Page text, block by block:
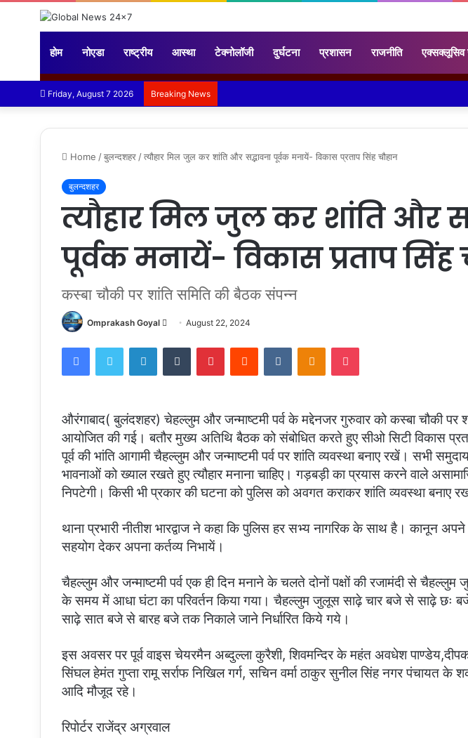
होम नोएडा राष्ट्रीय आस्था टेक्नोलॉजी दुर्घटना प्रशासन राजनीति
Friday, August 7 2026 Breaking News
Home /बुलन्दशहर /त्यौहार मिल जुल कर शांति और सद्भावना पूर्वक मनायें- विकास प्रताप सिंह चौहान
बुलन्दशहर
त्यौहार मिल जुल कर शांति और
पूर्वक मनायें- विकास प्रताप सिंह
कस्बा चौकी पर शांति समिति की बैठक संपन्न
Omprakash Goyal
Send
email
August 22, 2024
FacebookTwitter LinkedInTumblr PinterestReddit VKontakteOdnoklassniki
Pocket
औरंगाबाद( बुलंदशहर) चेहल्लुम और जन्माष्टमी पर्व के मद्देनजर गुरुवार को कस्बा चौकी पर
आयोजित की गई। बतौर मुख्य अतिथि बैठक को संबोधित करते हुए सीओ सिटी विकास
पूर्व की भांति आगामी चैहल्लुम और जन्माष्टमी पर्व पर शांति व्यवस्था बनाए रखें। सभी
भावनाओं को ख्याल रखते हुए त्यौहार मनाना चाहिए। गड़बड़ी का प्रयास करने वाले
निपटेगी। किसी भी प्रकार की घटना को पुलिस को अवगत कराकर शांति व्यवस्था बनाए
थाना प्रभारी नीतीश भारद्वाज ने कहा कि पुलिस हर सभ्य नागरिक के साथ है। कानून
सहयोग देकर अपना कर्तव्य निभायें।
चैहल्लुम और जन्माष्टमी पर्व एक ही दिन मनाने के चलते दोनों पक्षों की रजामंदी से
के समय में आधा घंटा का परिवर्तन किया गया। चैहल्लुम जुलूस साढ़े चार बजे से साढ़े छः
साढ़े सात बजे से बारह बजे तक निकाले जाने निर्धारित किये गये।
इस अवसर पर पूर्व वाइस चेयरमैन अब्दुल्ला कुरैशी, शिवमन्दिर के महंत अवधेश
सिंघल हेमंत गुप्ता रामू सर्राफ निखिल गर्ग, सचिन वर्मा ठाकुर सुनील सिंह नगर पंचायत के
आदि मौजूद रहे।
रिपोर्टर राजेंद्र अग्रवाल